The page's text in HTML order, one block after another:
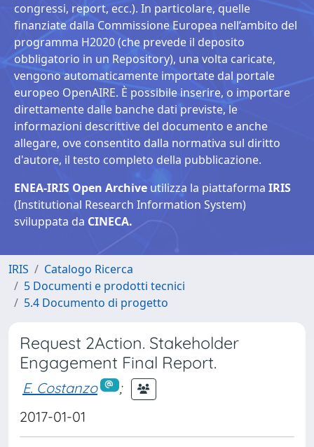
congressi, report, ecc.). In particolare, quelle
finanziate dalla Commissione Europea nell’ambito del
programma H2020 (che prevede il deposito
obbligatorio in un Repository), una volta caricate,
vengono automaticamente importate dal portale
europeo OpenAIRE. È possibile inserire, o importare
direttamente dalle banche dati previste, le
informazioni descrittive del documento e anche
allegare, ove consentito dalla normativa sul diritto
d'autore, il testo completo della pubblicazione.
ENEA-IRIS Open Archive utilizza la piattaforma IRIS
(Institutional Research Information System)
sviluppata da CINECA.
IRIS
Catalogo Ricerca
5 Documenti e prodotti tecnici
5.4 Documento di progetto
Request 2Action. Stakeholder
Engagement Final Report.
E. Costanzo
;
2017-01-01